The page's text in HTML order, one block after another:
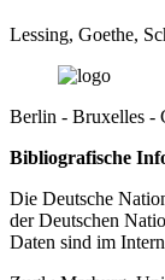
Lessing, Goethe,
Berlin - Bruxelles -
Bibliografische
Die Deutsche
der Deutschen
Daten sind im